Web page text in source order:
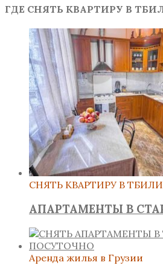
ГДЕ СНЯТЬ КВАРТИРУ В
СНЯТЬ КВАРТИРУ В
АПАРТАМЕНТЫ В
Аренда жилья в Грузии